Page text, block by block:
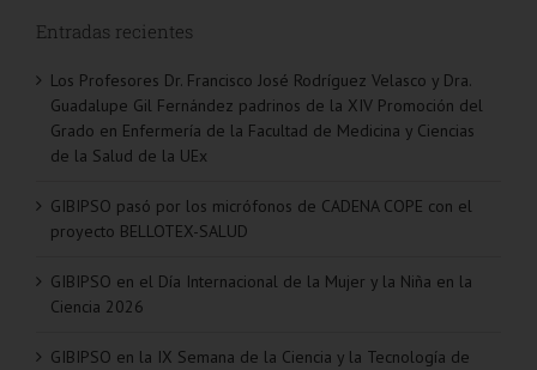
Entradas recientes
Los Profesores Dr. Francisco José Rodríguez Velasco y Dra.
Guadalupe Gil Fernández padrinos de la XIV Promoción del
Grado en Enfermería de la Facultad de Medicina y Ciencias
de la Salud de la UEx
GIBIPSO pasó por los micrófonos de CADENA COPE con el
proyecto BELLOTEX-SALUD
GIBIPSO en el Día Internacional de la Mujer y la Niña en la
Ciencia 2026
GIBIPSO en la IX Semana de la Ciencia y la Tecnología de